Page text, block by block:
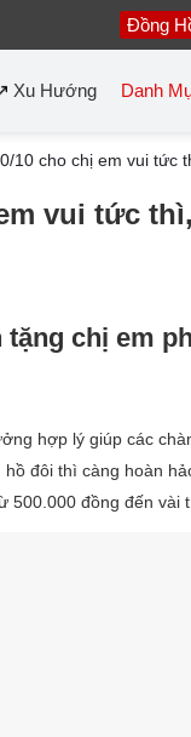
Đồng
Xu Hướng Danh
10 cho chị em vui tức
vui tức
tặng chị em
hợp lý giúp các
đôi thì càng hoàn
đồng đến vài